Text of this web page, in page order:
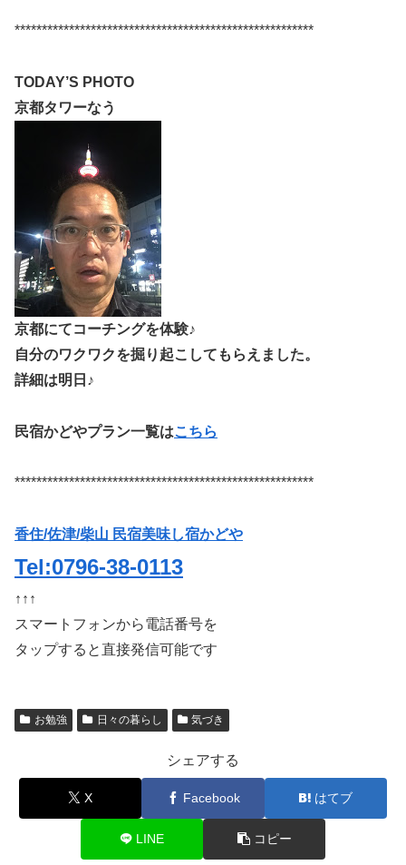
*******************************************************
TODAY’S PHOTO
京都タワーなう
京都にてコーチングを体験♪
自分のワクワクを掘り起こしてもらえました。
詳細は明日♪
民宿かどやプラン一覧はこちら
*******************************************************
香住/佐津/柴山 民宿美味し宿かどや
Tel:0796-38-0113
↑↑↑
スマートフォンから電話番号を
タップすると直接発信可能です
お勉強 日々の暮らし 気づき
シェアする
X Facebook はてブ
LINE コピー